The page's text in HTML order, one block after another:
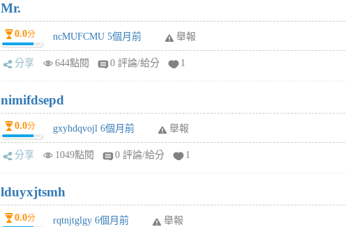
Mr.
0.0分 ncMUFCMU 5個月前 舉報
分享 644點閱 0 評論/給分 1
nimifdsepd
0.0分 gxyhdqvojl 6個月前 舉報
分享 1049點閱 0 評論/給分 1
lduyxjtsmh
0.0分 rqtnjtglgy 6個月前 舉報